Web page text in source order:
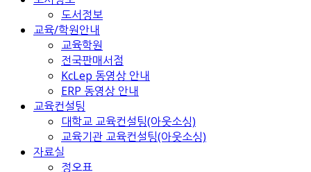
도서정보
교육/학원안내
교육학원
전국판매서점
KcLep 동영상 안내
ERP 동영상 안내
교육컨설팅
대학교 교육컨설팅(아웃소싱)
교육기관 교육컨설팅(아웃소싱)
자료실
정오표